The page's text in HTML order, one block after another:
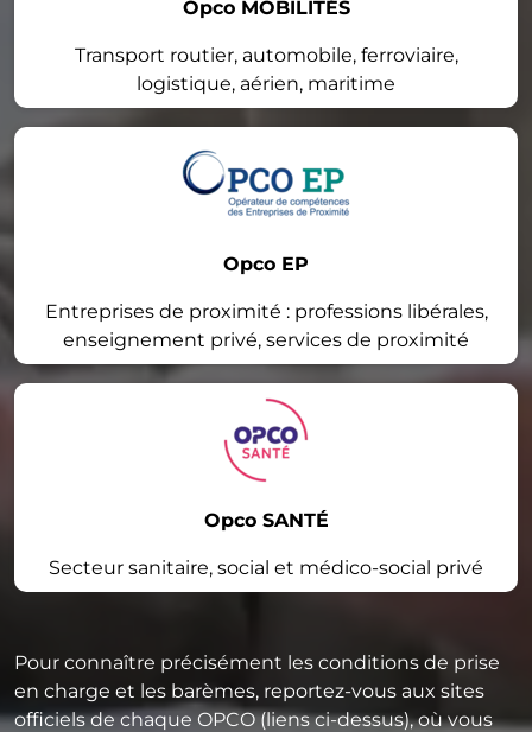
Opco MOBILITÉS
Transport routier, automobile, ferroviaire,
logistique, aérien, maritime
Opco EP
Entreprises de proximité : professions libérales,
enseignement privé, services de proximité
Opco SANTÉ
Secteur sanitaire, social et médico-social privé
Pour connaître précisément les conditions de prise
en charge et les barèmes, reportez-vous aux sites
officiels de chaque OPCO (liens ci-dessus), où vous